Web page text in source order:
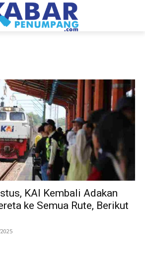
KAI Kembali Adakan
ke Semua Rute, Berikut